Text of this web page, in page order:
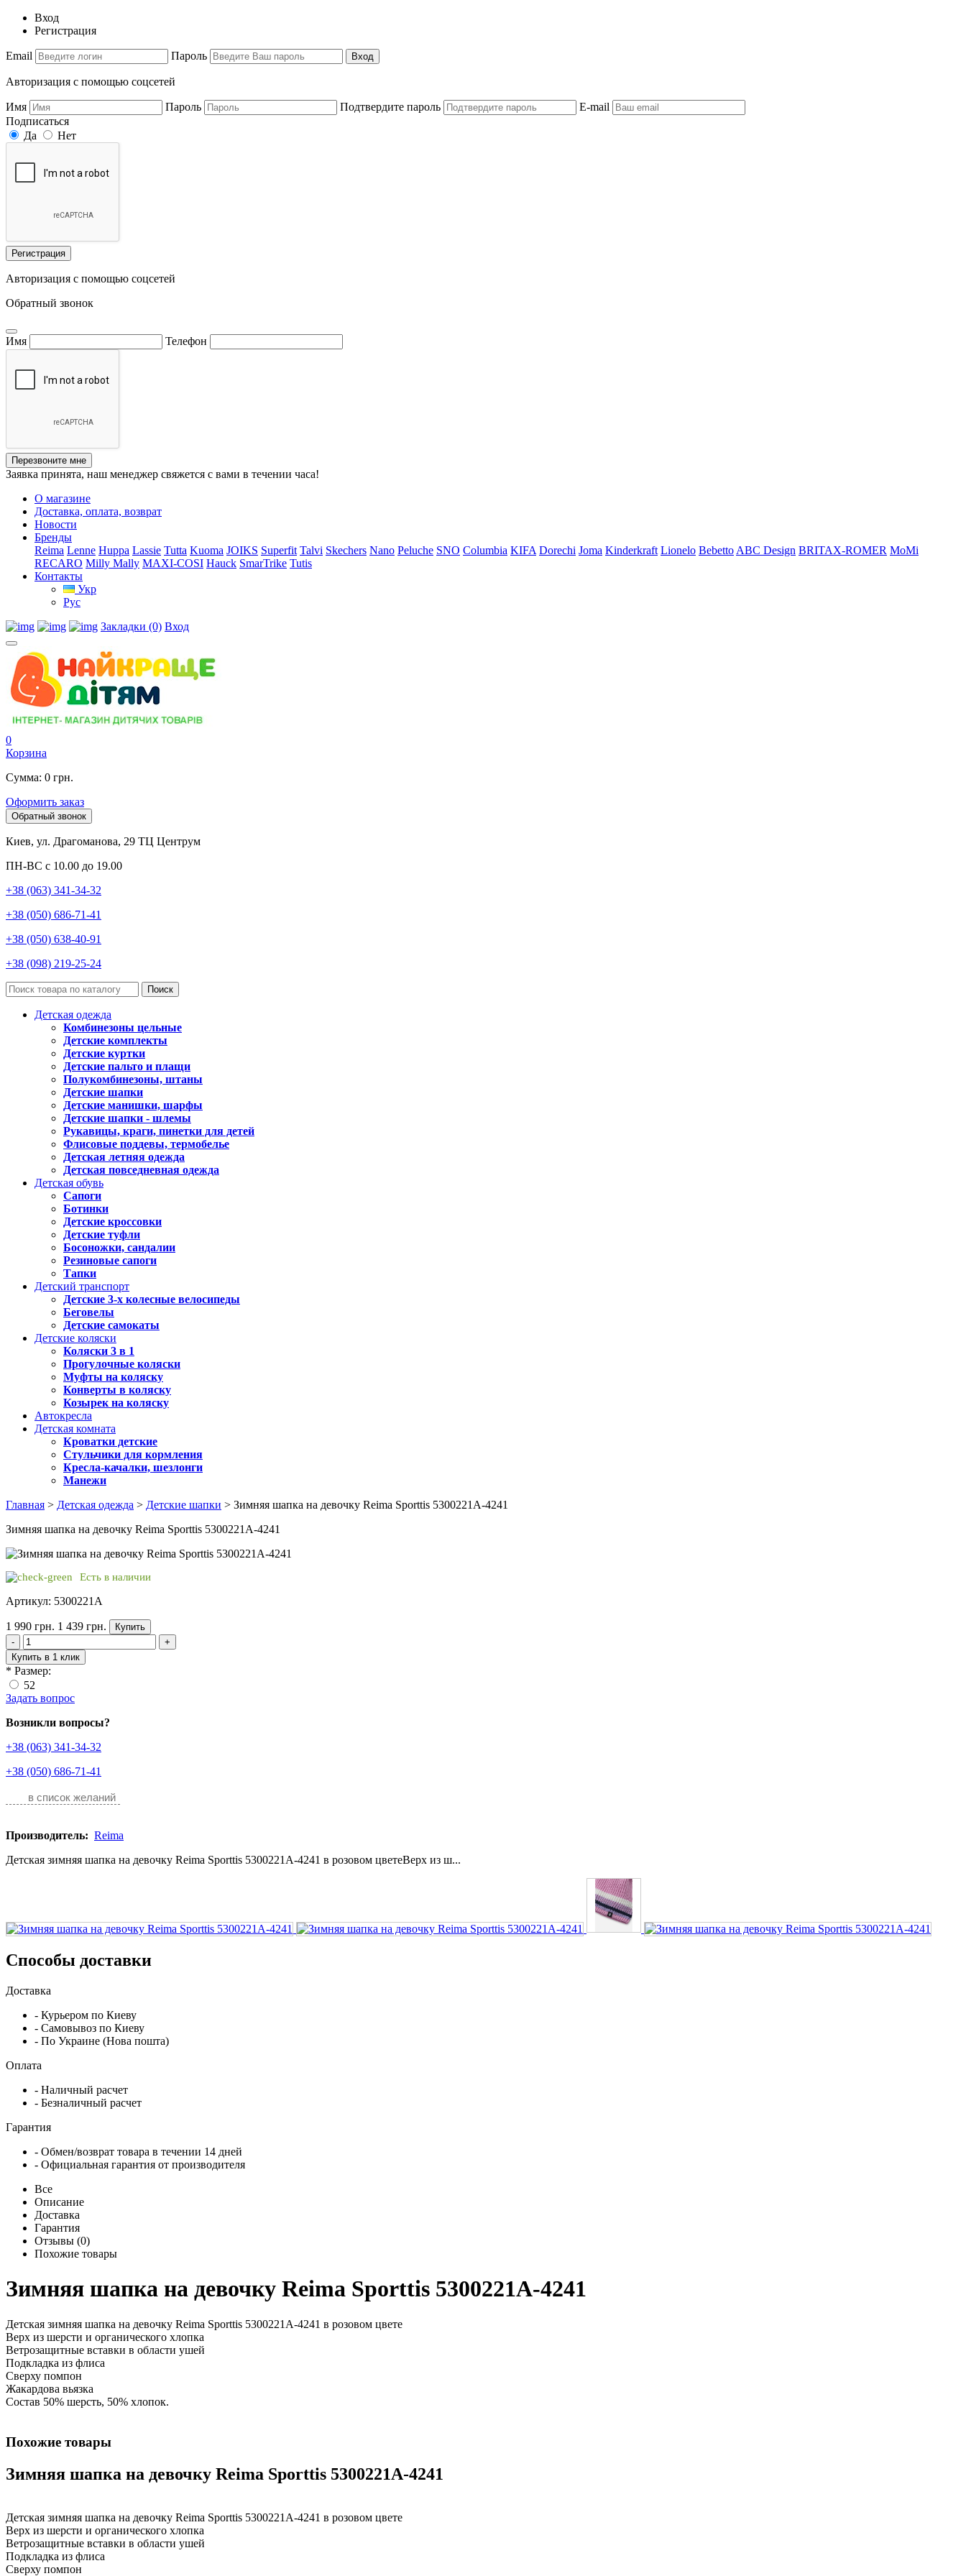
Вход
Регистрация
Email Пароль Вход
Авторизация с помощью соцсетей
Имя Пароль Подтвердите пароль
E-mail
Подписаться
Да
Нет
Регистрация
Авторизация с помощью соцсетей
Обратный звонок
Имя Телефон
Перезвоните мне
Заявка принята, наш менеджер свяжется с вами в течении часа!
О магазине
Доставка, оплата, возврат
Новости
Бренды
Reima Lenne Huppa Lassie Tutta Kuoma JOIKS Superfit Talvi Skechers Nano Peluche SNO Columbia KIFA Dorechi Joma Kinderkraft Lionelo Bebetto ABC Design BRITAX-ROMER MoMi
RECARO Milly Mally MAXI-COSI Hauck SmarTrike Tutis
Контакты
Укр
Рус
Закладки (0) Вход
0
Корзина
Сумма: 0 грн.
Оформить заказ
Обратный звонок
Киев, ул. Драгоманова, 29 ТЦ Центрум
ПН-ВС с 10.00 до 19.00
+38 (063) 341-34-32
+38 (050) 686-71-41
+38 (050) 638-40-91
+38 (098) 219-25-24
Поиск
Детская одежда
Комбинезоны цельные
Детские комплекты
Детские куртки
Детские пальто и плащи
Полукомбинезоны, штаны
Детские шапки
Детские манишки, шарфы
Детские шапки - шлемы
Рукавицы, краги, пинетки для детей
Флисовые поддевы, термобелье
Детская летняя одежда
Детская повседневная одежда
Детская обувь
Сапоги
Ботинки
Детские кроссовки
Детские туфли
Босоножки, сандалии
Резиновые сапоги
Тапки
Детский транспорт
Детские 3-х колесные велосипеды
Беговелы
Детские самокаты
Детские коляски
Коляски 3 в 1
Прогулочные коляски
Муфты на коляску
Конверты в коляску
Козырек на коляску
Автокресла
Детская комната
Кроватки детские
Стульчики для кормления
Кресла-качалки, шезлонги
Манежи
Главная > Детская одежда > Детские шапки > Зимняя шапка на девочку Reima Sporttis 5300221A-4241
Зимняя шапка на девочку Reima Sporttis 5300221A-4241
Есть в наличии
Артикул: 5300221A
1 990 грн. 1 439 грн.
Купить
-
+
Купить в 1 клик
* Размер:
52
Задать вопрос
Возникли вопросы?
+38 (063) 341-34-32
+38 (050) 686-71-41
в список желаний
Производитель: Reima
Детская зимняя шапка на девочку Reima Sporttis 5300221A-4241 в розовом цветеВерх из ш...
Способы доставки
Доставка
- Курьером по Киеву
- Самовывоз по Киеву
- По Украине (Нова пошта)
Оплата
- Наличный расчет
- Безналичный расчет
Гарантия
- Обмен/возврат товара в течении 14 дней
- Официальная гарантия от производителя
Все
Описание
Доставка
Гарантия
Отзывы (0)
Похожие товары
Зимняя шапка на девочку Reima Sporttis 5300221A-4241
Детская зимняя шапка на девочку Reima Sporttis 5300221A-4241 в розовом цвете
Верх из шерсти и органического хлопка
Ветрозащитные вставки в области ушей
Подкладка из флиса
Сверху помпон
Жакардова вьязка
Состав 50% шерсть, 50% хлопок.
Похожие товары
Зимняя шапка на девочку Reima Sporttis 5300221A-4241
Детская зимняя шапка на девочку Reima Sporttis 5300221A-4241 в розовом цвете
Верх из шерсти и органического хлопка
Ветрозащитные вставки в области ушей
Подкладка из флиса
Сверху помпон